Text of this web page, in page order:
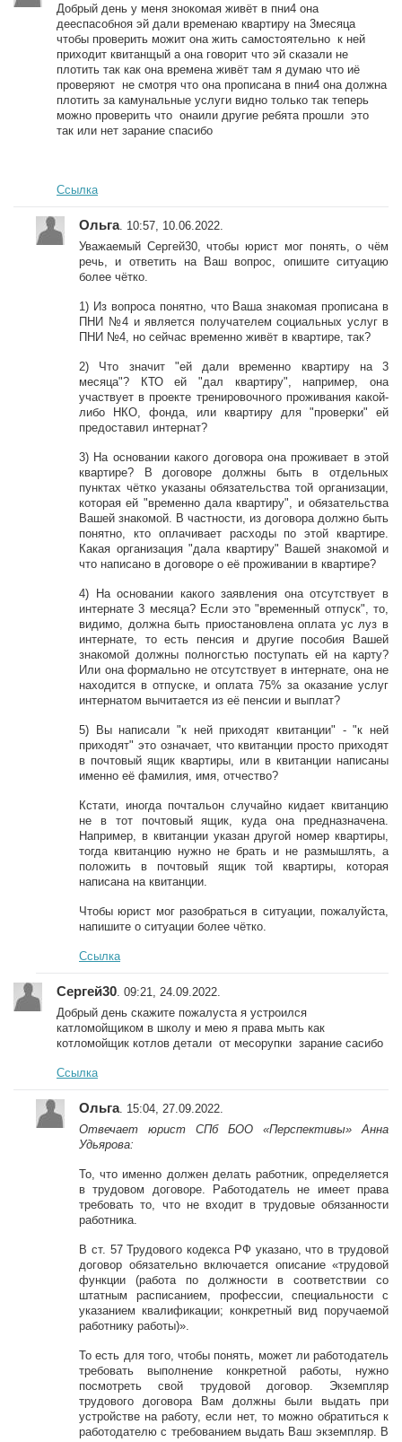
Добрый день у меня знокомая живёт в пни4 она
дееспасобноя эй дали временаю квартиру на 3месяца
чтобы проверить можит она жить самостоятельно к ней
приходит квитанщый а она говорит что эй сказали не
плотить так как она времена живёт там я думаю что иё
проверяют не смотря что она прописана в пни4 она должна
плотить за камунальные услуги видно только так теперь
можно проверить что онаили другие ребята прошли это
так или нет зарание спасибо
Ссылка
Ольга. 10:57, 10.06.2022.
Уважаемый Сергей30, чтобы юрист мог понять, о чём
речь, и ответить на Ваш вопрос, опишите ситуацию
более чётко.
1) Из вопроса понятно, что Ваша знакомая прописана в
ПНИ №4 и является получателем социальных услуг в
ПНИ №4, но сейчас временно живёт в квартире, так?
2) Что значит "ей дали временно квартиру на 3
месяца"? КТО ей "дал квартиру", например, она
участвует в проекте тренировочного проживания какой-
либо НКО, фонда, или квартиру для "проверки" ей
предоставил интернат?
3) На основании какого договора она проживает в этой
квартире? В договоре должны быть в отдельных
пунктах чётко указаны обязательства той организации,
которая ей "временно дала квартиру", и обязательства
Вашей знакомой. В частности, из договора должно быть
понятно, кто оплачивает расходы по этой квартире.
Какая организация "дала квартиру" Вашей знакомой и
что написано в договоре о её проживании в квартире?
4) На основании какого заявления она отсутствует в
интернате 3 месяца? Если это "временный отпуск", то,
видимо, должна быть приостановлена оплата ус луз в
интернате, то есть пенсия и другие пособия Вашей
знакомой должны полногстью поступать ей на карту?
Или она формально не отсутствует в интернате, она не
находится в отпуске, и оплата 75% за оказание услуг
интернатом вычитается из её пенсии и выплат?
5) Вы написали "к ней приходят квитанции" - "к ней
приходят" это означает, что квитанции просто приходят
в почтовый ящик квартиры, или в квитанции написаны
именно её фамилия, имя, отчество?
Кстати, иногда почтальон случайно кидает квитанцию
не в тот почтовый ящик, куда она предназначена.
Например, в квитанции указан другой номер квартиры,
тогда квитанцию нужно не брать и не размышлять, а
положить в почтовый ящик той квартиры, которая
написана на квитанции.
Чтобы юрист мог разобраться в ситуации, пожалуйста,
напишите о ситуации более чётко.
Ссылка
Сергей30 . 09:21, 24.09.2022.
Добрый день скажите пожалуста я устроился
катломойщиком в школу и мею я права мыть как
котломойщик котлов детали от месорупки зарание сасибо
Ссылка
Ольга. 15:04, 27.09.2022.
Отвечает юрист СПб БОО «Перспективы» Анна
Удьярова:
То, что именно должен делать работник, определяется
в трудовом договоре. Работодатель не имеет права
требовать то, что не входит в трудовые обязанности
работника.
В ст. 57 Трудового кодекса РФ указано, что в трудовой
договор обязательно включается описание «трудовой
функции (работа по должности в соответствии со
штатным расписанием, профессии, специальности с
указанием квалификации; конкретный вид поручаемой
работнику работы)».
То есть для того, чтобы понять, может ли работодатель
требовать выполнение конкретной работы, нужно
посмотреть свой трудовой договор. Экземпляр
трудового договора Вам должны были выдать при
устройстве на работу, если нет, то можно обратиться к
работодателю с требованием выдать Ваш экземпляр. В